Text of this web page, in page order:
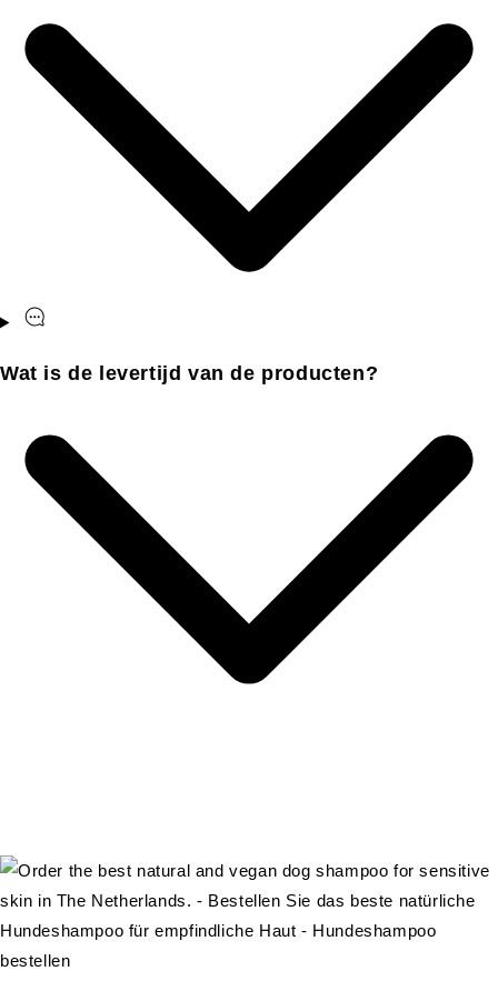
Wat is de levertijd van de producten?